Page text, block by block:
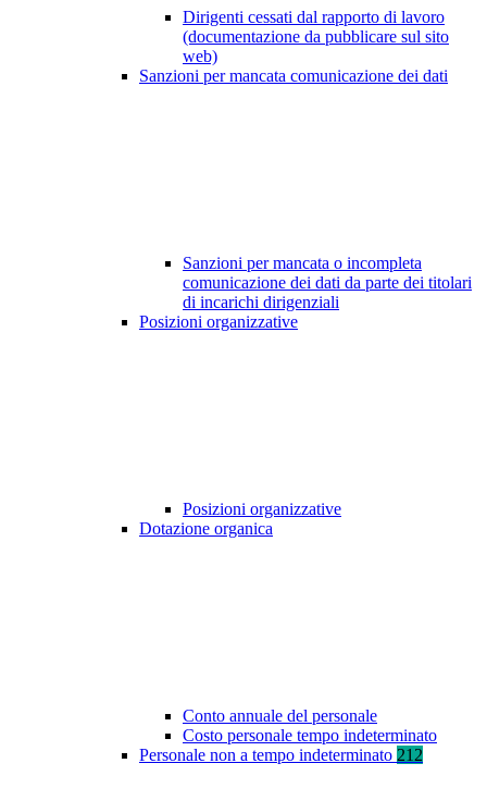
Dirigenti cessati dal rapporto di lavoro
(documentazione da pubblicare sul sito
web)
Sanzioni per mancata comunicazione dei dati
Sanzioni per mancata o incompleta
comunicazione dei dati da parte dei titolari
di incarichi dirigenziali
Posizioni organizzative
Posizioni organizzative
Dotazione organica
Conto annuale del personale
Costo personale tempo indeterminato
Personale non a tempo indeterminato 212